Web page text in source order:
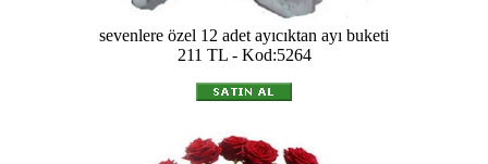
sevenlere özel 12 adet ayıcıktan ayı buketi
211 TL - Kod:5264